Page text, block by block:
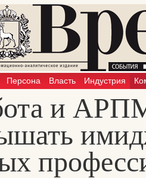
Персона Власть Индустрия
и